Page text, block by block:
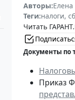
Авторы:
Теги:налоги,
Читать
Документы по
Приказ